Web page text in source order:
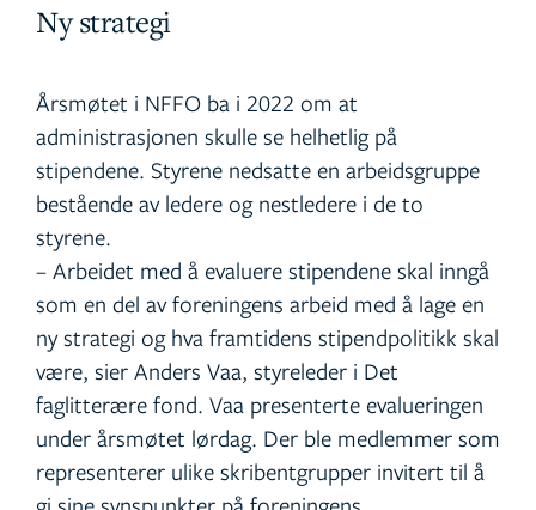
Ny strategi
Årsmøtet i NFFO ba i 2022 om at
administrasjonen skulle se helhetlig på
stipendene. Styrene nedsatte en arbeidsgruppe
bestående av ledere og nestledere i de to
styrene.
– Arbeidet med å evaluere stipendene skal inngå
som en del av foreningens arbeid med å lage en
ny strategi og hva framtidens stipendpolitikk skal
være, sier Anders Vaa, styreleder i Det
faglitterære fond. Vaa presenterte evalueringen
under årsmøtet lørdag. Der ble medlemmer som
representerer ulike skribentgrupper invitert til å